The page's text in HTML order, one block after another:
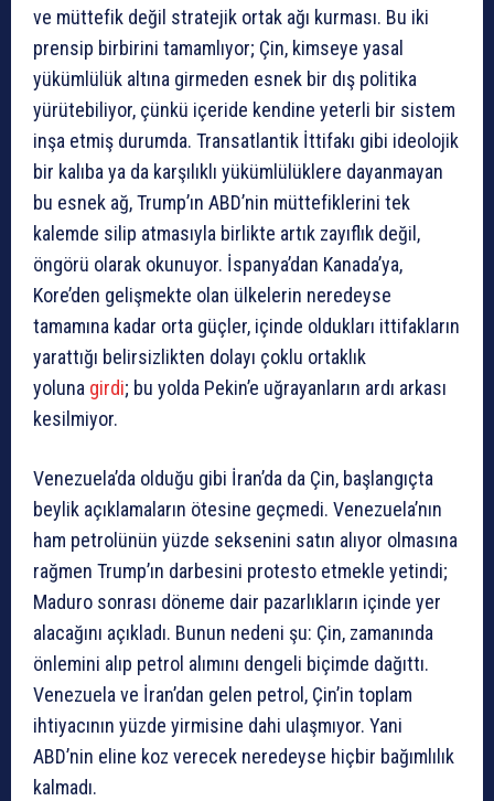
ve müttefik değil stratejik ortak ağı kurması. Bu iki
prensip birbirini tamamlıyor; Çin, kimseye yasal
yükümlülük altına girmeden esnek bir dış politika
yürütebiliyor, çünkü içeride kendine yeterli bir sistem
inşa etmiş durumda. Transatlantik İttifakı gibi ideolojik
bir kalıba ya da karşılıklı yükümlülüklere dayanmayan
bu esnek ağ, Trump’ın ABD’nin müttefiklerini tek
kalemde silip atmasıyla birlikte artık zayıflık değil,
öngörü olarak okunuyor. İspanya’dan Kanada’ya,
Kore’den gelişmekte olan ülkelerin neredeyse
tamamına kadar orta güçler, içinde oldukları ittifakların
yarattığı belirsizlikten dolayı çoklu ortaklık
yoluna girdi; bu yolda Pekin’e uğrayanların ardı arkası
kesilmiyor.
Venezuela’da olduğu gibi İran’da da Çin, başlangıçta
beylik açıklamaların ötesine geçmedi. Venezuela’nın
ham petrolünün yüzde seksenini satın alıyor olmasına
rağmen Trump’ın darbesini protesto etmekle yetindi;
Maduro sonrası döneme dair pazarlıkların içinde yer
alacağını açıkladı. Bunun nedeni şu: Çin, zamanında
önlemini alıp petrol alımını dengeli biçimde dağıttı.
Venezuela ve İran’dan gelen petrol, Çin’in toplam
ihtiyacının yüzde yirmisine dahi ulaşmıyor. Yani
ABD’nin eline koz verecek neredeyse hiçbir bağımlılık
kalmadı.